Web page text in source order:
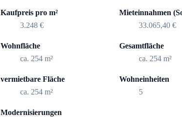
Kaufpreis pro m²
3.248 €
Mieteinnahmen
33.065,40 €
Wohnfläche
ca. 254 m²
Gesamtfläche
ca. 254 m²
vermietbare Fläche
ca. 254 m²
Wohneinheiten
5
Modernisierungen